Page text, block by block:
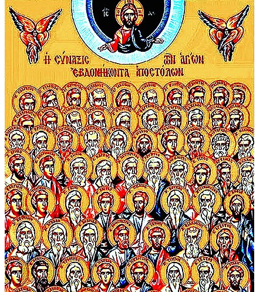
Умерли в этот день
События в этот день